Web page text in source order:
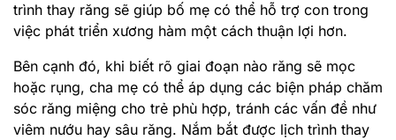
trình thay răng sẽ giúp bố mẹ có thể hỗ trợ con trong
việc phát triển xương hàm một cách thuận lợi hơn.
Bên cạnh đó, khi biết rõ giai đoạn nào răng sẽ mọc
hoặc rụng, cha mẹ có thể áp dụng các biện pháp chăm
sóc răng miệng cho trẻ phù hợp, tránh các vấn đề như
viêm nướu hay sâu răng. Nắm bắt được lịch trình thay